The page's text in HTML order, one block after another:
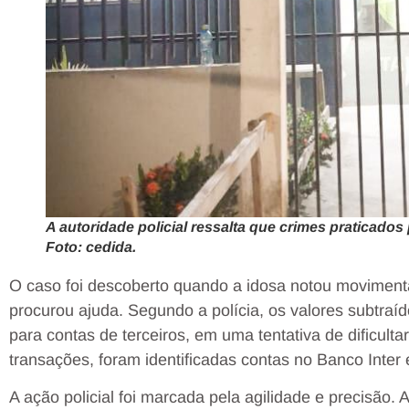
A autoridade policial ressalta que crimes
Foto: cedida.
O caso foi descoberto quando a idosa notou
procurou ajuda. Segundo a polícia, os valores
para contas de terceiros, em uma tentativa de
transações, foram identificadas contas no Banco
A ação policial foi marcada pela agilidade e precisão.